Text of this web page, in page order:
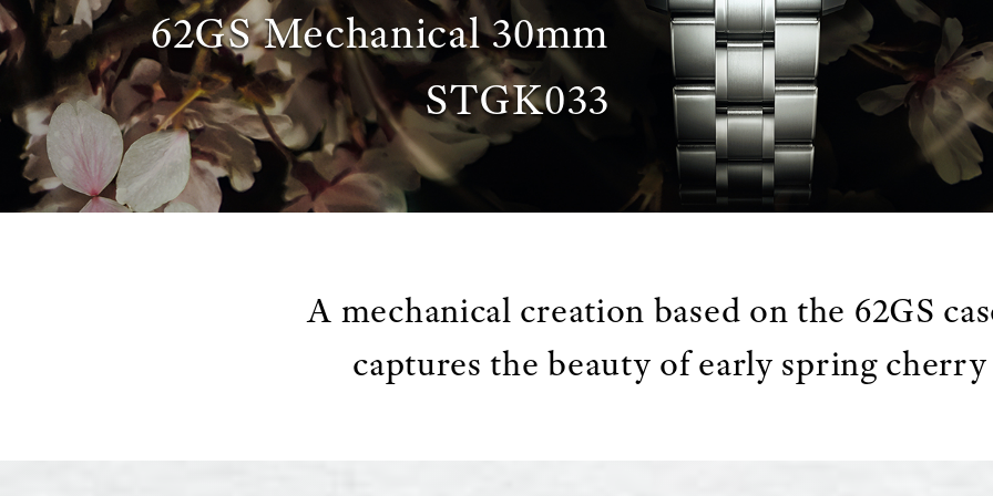
62GS Mechanical 30mm
STGK033
A mechanical creation based on the 62GS
captures the beauty of early spring